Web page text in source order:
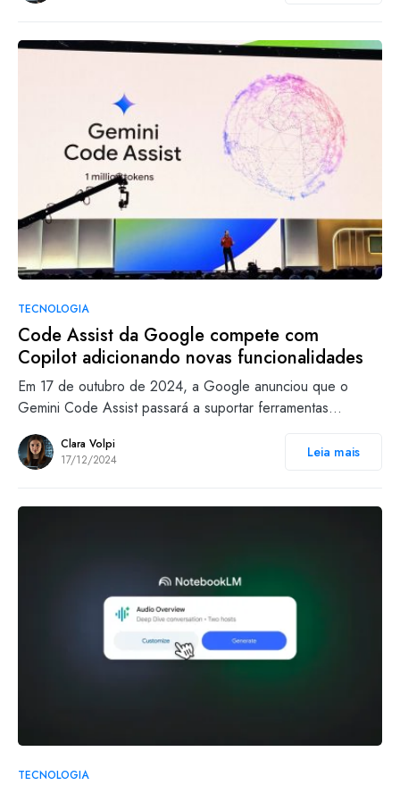
TECNOLOGIA
Code Assist da Google compete com
Copilot adicionando novas funcionalidades
Em 17 de outubro de 2024, a Google anunciou que o
Gemini Code Assist passará a suportar ferramentas…
Clara Volpi
17/12/2024
Leia mais
TECNOLOGIA